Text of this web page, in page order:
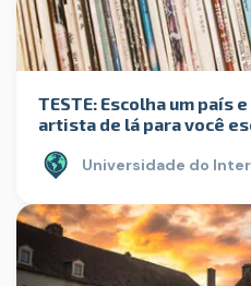
TESTE: Escolha um país
artista de lá para você
Universidade do